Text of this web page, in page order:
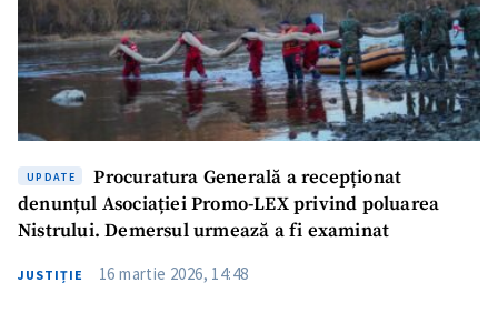
UPDATE
Procuratura Generală a recepționat
denunțul Asociației Promo-LEX privind poluarea
Nistrului. Demersul urmează a fi examinat
JUSTIȚIE 16 martie 2026, 14:48